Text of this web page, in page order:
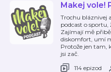
Makej vole!
Trochu bláznivej
podcast o
Zajímají mě
diskomfort, umí
Protože jen tam,
jsi zač.
114 epizod